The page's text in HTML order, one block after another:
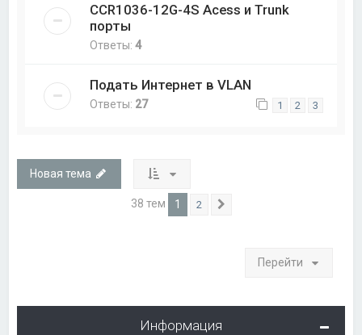
CCR1036-12G-4S Acess и Trunk
порты
Ответы:4
Подать Интернет в VLAN
Ответы: 27 1 2 3
Новая тема
38 тем 1 2
Перейти
Информация